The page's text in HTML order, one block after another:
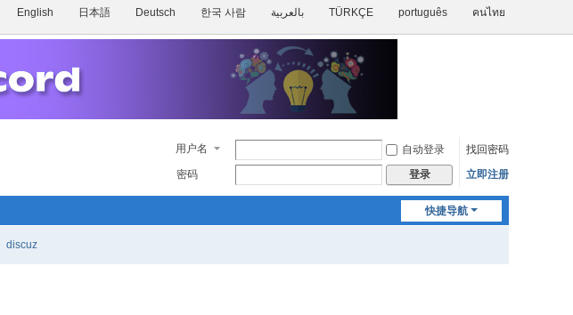
English 日本語 Deutsch 한국 사람 بالعربية TÜRKÇE português คนไทย
用户名 自动登录
找回密码
密码
登录 立即注册
快捷导航
discuz